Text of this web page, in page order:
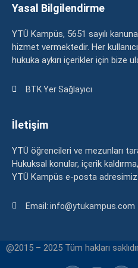
Yasal Bilgilendirme
YTÜ Kampüs, 5651 sayılı
hizmet vermektedir. Her
hukuka aykırı içerikler için bize
BTK Yer Sağlayıcı
İletişim
YTÜ öğrencileri ve mezunları
Hukuksal konular, içerik
YTÜ Kampüs e-posta adresimiz:
Email: info@ytukampus.com
@2015 – 2025 Tüm hakları